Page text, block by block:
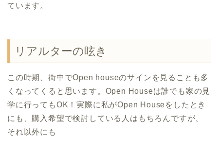
ています。
リアルターの呟き
この時期、街中でOpen houseのサインを見ることも多
くなってくると思います。Open Houseは誰でも家の見
学に行ってもOK！実際に私がOpen Houseをしたとき
にも、購入希望で検討している人はもちろんですが、
それ以外にも